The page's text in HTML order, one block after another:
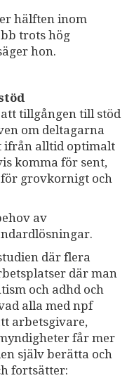
hälften inom
trots hög
hon.
tillgången till stöd
om deltagarna
ifrån alltid optimalt
komma för sent,
grovkornigt och
av
där flera
där man
och adhd och
alla med npf
arbetsgivare,
får mer
själv berätta och
fortsätter: